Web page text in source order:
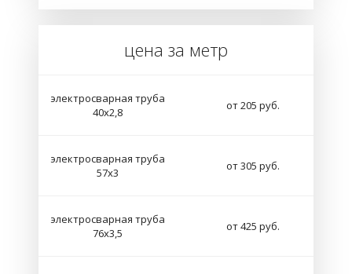
цена за метр
электросварная труба
40х2,8
от 205 руб.
электросварная труба
57х3
от 305 руб.
электросварная труба
76х3,5
от 425 руб.